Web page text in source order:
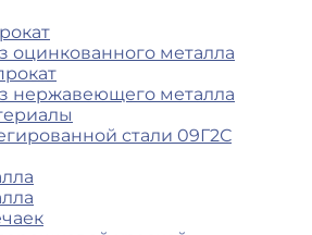
оцинкованного металла
нержавеющего металла
стали 09Г2С